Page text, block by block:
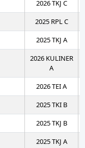
2026 TKJ C
2025 RPL C
2025 TKJ A
2026 KULINER
A
2026 TEI A
2025 TKI B
2025 TKJ B
2025 TKJ A